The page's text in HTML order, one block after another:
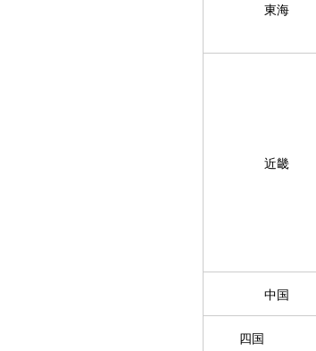
東海
近畿
中国
四国